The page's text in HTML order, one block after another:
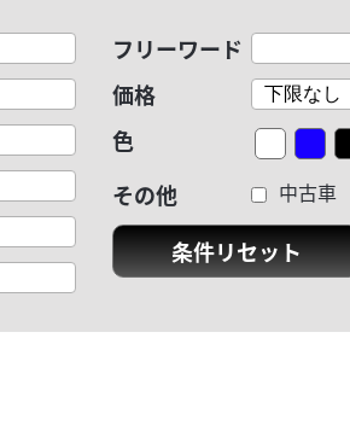
フリーワード
価格
色
その他
中古車
条件リセット